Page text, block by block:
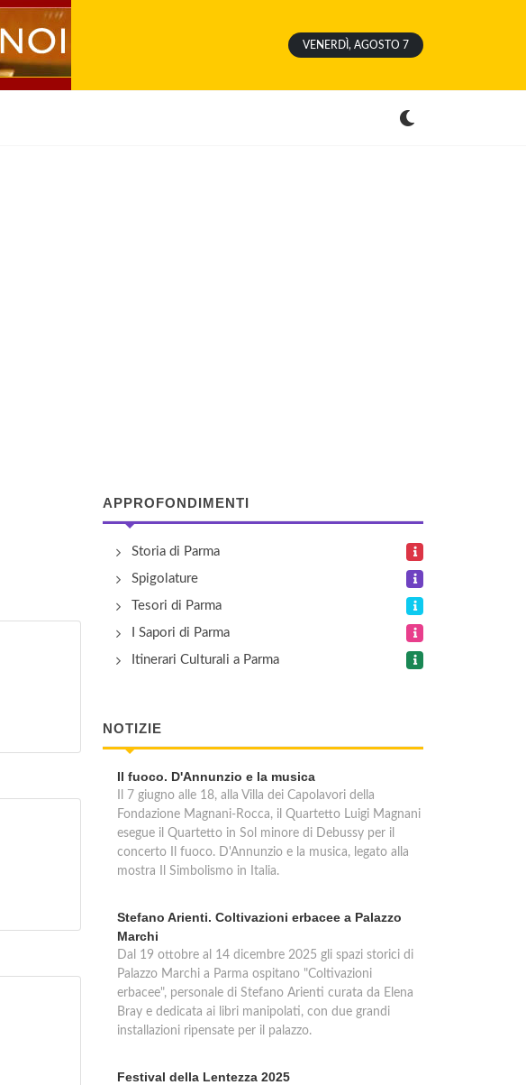
VENERDÌ, AGOSTO 7
APPROFONDIMENTI
Storia di Parma
Spigolature
Tesori di Parma
I Sapori di Parma
Itinerari Culturali a Parma
NOTIZIE
Il fuoco. D'Annunzio e la musica
Il 7 giugno alle 18, alla Villa dei Capolavori della
Fondazione Magnani-Rocca, il Quartetto Luigi Magnani
esegue il Quartetto in Sol minore di Debussy per il
concerto Il fuoco. D'Annunzio e la musica, legato alla
mostra Il Simbolismo in Italia.
Stefano Arienti. Coltivazioni erbacee a Palazzo
Marchi
Dal 19 ottobre al 14 dicembre 2025 gli spazi storici di
Palazzo Marchi a Parma ospitano "Coltivazioni
erbacee", personale di Stefano Arienti curata da Elena
Bray e dedicata ai libri manipolati, con due grandi
installazioni ripensate per il palazzo.
Festival della Lentezza 2025